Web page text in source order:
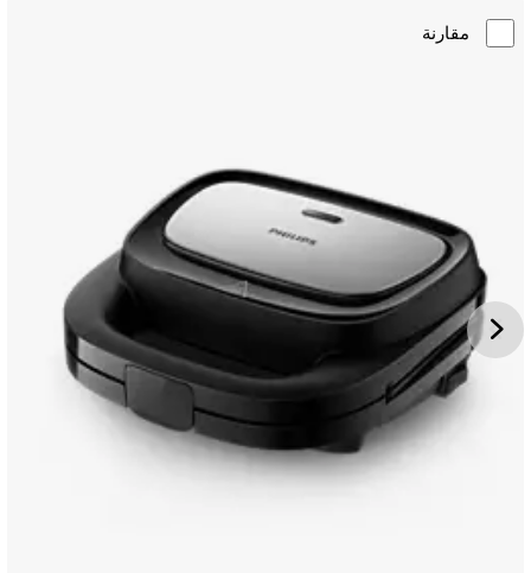
مقارنة